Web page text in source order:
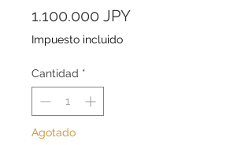
1.100.000 JPYPrecio
Impuesto incluido
Cantidad *
Agotado